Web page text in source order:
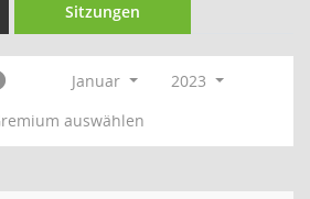
Sitzungen
Januar
2023
auswählen